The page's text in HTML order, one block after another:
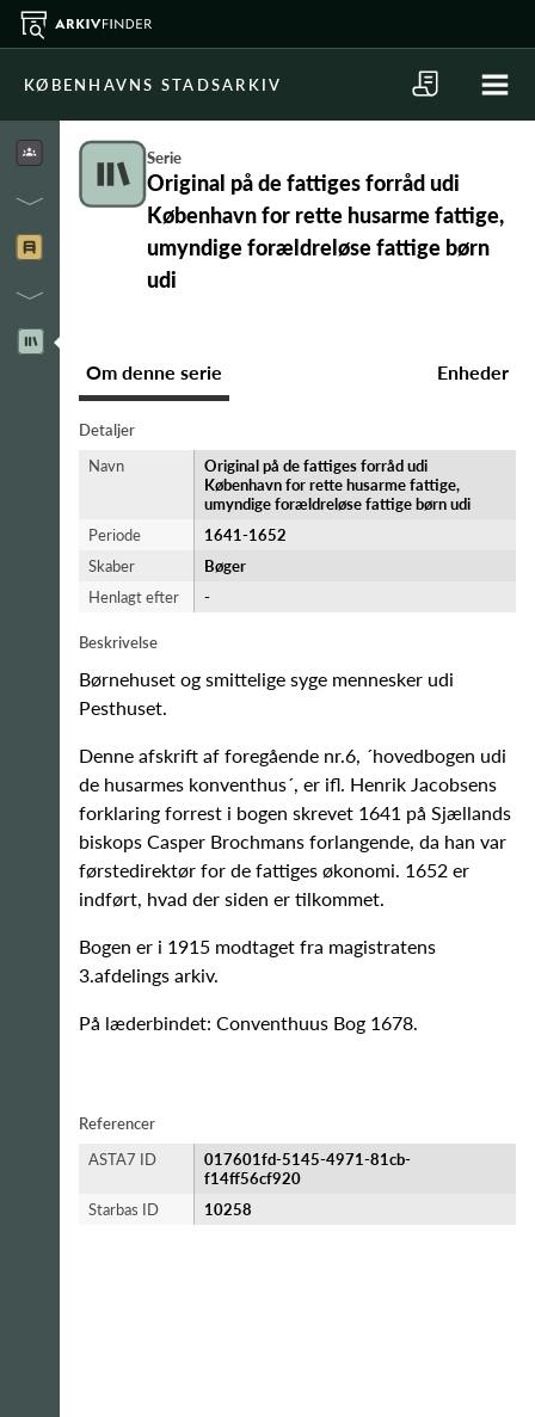
KØBENHAVNS STADSARKIV
Serie
Original på de fattiges forråd udi
København for rette husarme fattige,
umyndige forældreløse fattige børn
udi
Om denne serie Enheder
Detaljer
Navn
Original på de fattiges forråd udi
København for rette husarme fattige,
umyndige forældreløse fattige børn udi
Periode
1641-​1652
Skaber
Bøger
Henlagt efter
-
Beskrivelse
Børnehuset og smittelige syge mennesker udi
Pesthuset.
Denne afskrift af foregående nr.6, ´hovedbogen udi
de husarmes konventhus´, er ifl. Henrik Jacobsens
forklaring forrest i bogen skrevet 1641 på Sjællands
biskops Casper Brochmans forlangende, da han var
førstedirektør for de fattiges økonomi. 1652 er
indført, hvad der siden er tilkommet.
Bogen er i 1915 modtaget fra magistratens
3.afdelings arkiv.
På læderbindet: Conventhuus Bog 1678.
Referencer
ASTA7 ID
017601fd-5145-4971-81cb-
f14ff56cf920
Starbas ID
10258